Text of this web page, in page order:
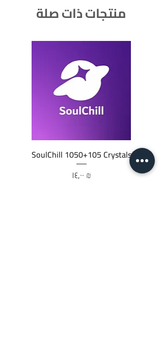
منتجات ذات صلة
SoulChill 1050+105 Crystals
السعر
‏١٤٫٠٠ ₪